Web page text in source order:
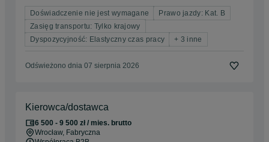
Doświadczenie nie jest wymagane
Prawo jazdy: Kat. B
Zasięg transportu: Tylko krajowy
Dyspozycyjność: Elastyczny czas pracy
+ 3 inne
Odświeżono dnia 07 sierpnia 2026
Kierowca/dostawca
6 500 - 9 500 zł / mies. brutto
Wrocław, Fabryczna